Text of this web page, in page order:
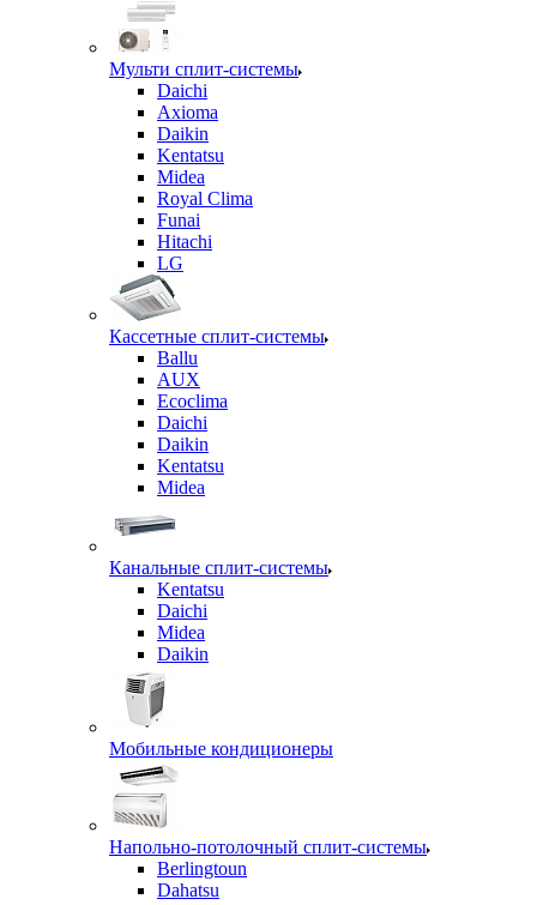
Мульти сплит-системы
Daichi
Axioma
Daikin
Kentatsu
Midea
Royal Clima
Funai
Hitachi
LG
Кассетные сплит-системы
Ballu
AUX
Ecoclima
Daichi
Daikin
Kentatsu
Midea
Канальные сплит-системы
Kentatsu
Daichi
Midea
Daikin
Мобильные кондиционеры
Напольно-потолочный сплит-системы
Berlingtoun
Dahatsu